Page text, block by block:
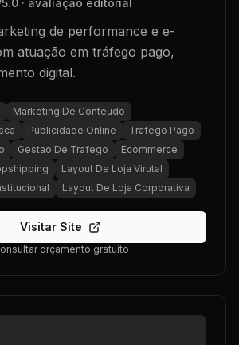
· avaliação editorial
de performance e e-
atuação em tráfego pago,
digital.
Marketing De Conteudo
Publicidade Online
Trafego Pago
Gestao De Trafego
Ecommerce
Layout De Loja Virutal
Layout De Loja Corporativa
Visitar Site
orçamento gratuito